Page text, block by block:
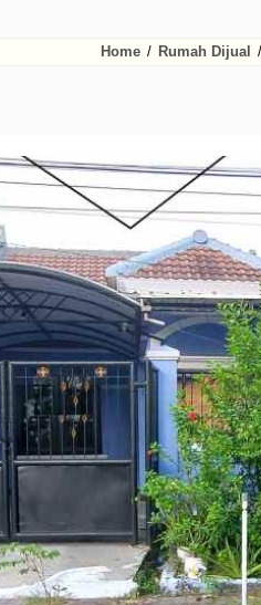
Home / Rumah Dijual /